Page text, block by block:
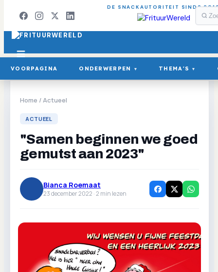
DE SNACKAUTORITEIT SINDS
VOORPAGINA ONDERWERPEN ▾ THEMA'S ▾
Home /Actueel
ACTUEEL
"Samen beginnen we goed
gemutst aan 2023"
Bianca Roemaat
23 december 2022 ·2 min lezen